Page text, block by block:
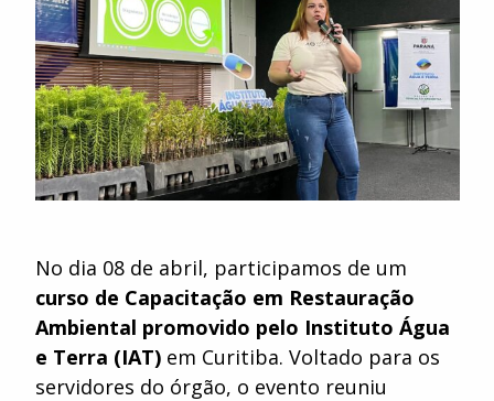
No dia 08 de abril, participamos de um
curso de Capacitação em Restauração
Ambiental promovido pelo Instituto Água
e Terra (IAT)em Curitiba. Voltado para os
servidores do órgão, o evento reuniu